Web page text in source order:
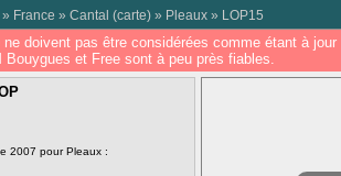
» France » Cantal (carte) » Pleaux » LOP15
doivent pas être considérées comme étant à
Bouygues et Free sont à peu près fiables.
2007 pour Pleaux :